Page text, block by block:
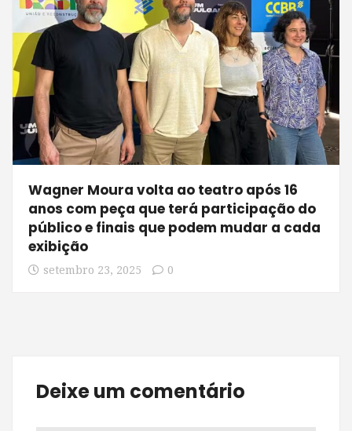
Wagner Moura volta ao teatro após 16
anos com peça que terá participação do
público e finais que podem mudar a cada
exibição
setembro 23, 2025 0
Deixe um comentário